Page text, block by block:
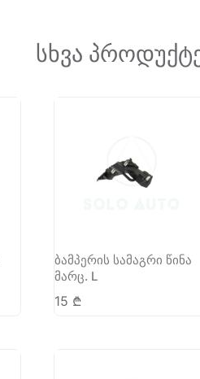
სხვა
ბამპერის სამაგრი წინა
მარც. L
15 ₾